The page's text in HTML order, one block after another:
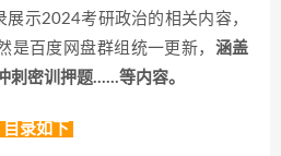
展示2024考研政治的相关内容，
是百度网盘群组统一更新， 涵盖
密训押题……等内容。
目录如下